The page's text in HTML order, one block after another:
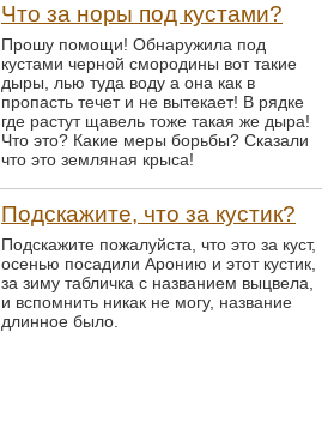
Что за норы под кустами?
Прошу помощи! Обнаружила под
кустами черной смородины вот такие
дыры, лью туда воду а она как в
пропасть течет и не вытекает! В рядке
где растут щавель тоже такая же дыра!
Что это? Какие меры борьбы? Сказали
что это земляная крыса!
Подскажите, что за кустик?
Подскажите пожалуйста, что это за куст,
осенью посадили Аронию и этот кустик,
за зиму табличка с названием выцвела,
и вспомнить никак не могу, название
длинное было.